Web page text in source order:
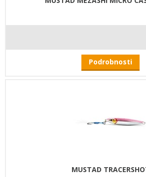
Podrobnosti
MUSTAD